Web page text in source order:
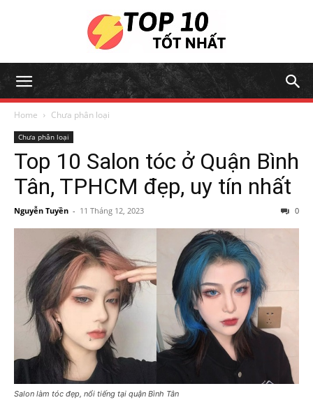
Home Chưa phân loại
Chưa phân loại
Top 10 Salon tóc ở Quận Bình
Tân, TPHCM đẹp, uy tín nhất
Nguyễn Tuyền - 11 Tháng 12, 2023 0
Salon làm tóc đẹp, nổi tiếng tại quận Bình Tân